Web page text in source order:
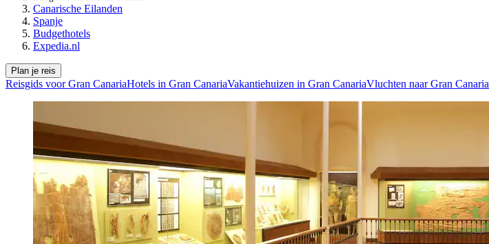
Canarische Eilanden
Spanje
Budgethotels
Expedia.nl
Plan je reis
Reisgids voor Gran CanariaHotels in Gran CanariaVakantiehuizen in Gran CanariaVluchten naar Gran Canaria